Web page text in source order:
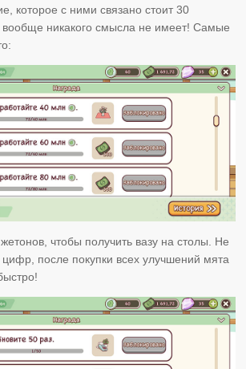
которое с ними связано стоит 30
вообще никакого смысла не имеет! Самые
чтобы получить вазу на столы. Не
после покупки всех улучшений мята